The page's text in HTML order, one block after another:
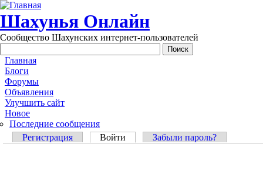
Перейти к основному содержанию
Шахунья Онлайн
Сообщество Шахунских интернет-пользователей
Main menu
Главная
Блоги
Форумы
Объявления
Улучшить сайт
Новое
Последние сообщения
Главные вкладки
Регистрация Войти (активная вкладка)
Забыли пароль?